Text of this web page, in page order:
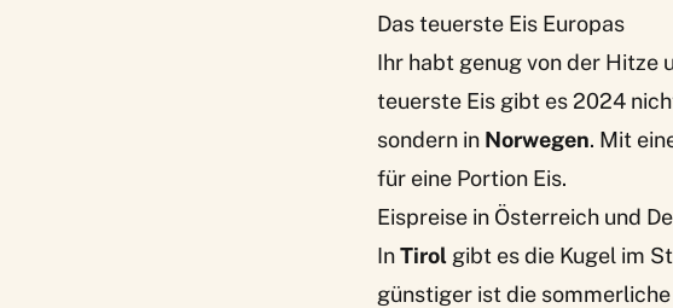
Das teuerste Eis Europas
Ihr habt genug von der Hitze
teuerste Eis gibt es 2024
sondern in Norwegen. Mit
für eine Portion Eis.
Eispreise in Österreich und
InTirol gibt es die Kugel im
günstiger ist die